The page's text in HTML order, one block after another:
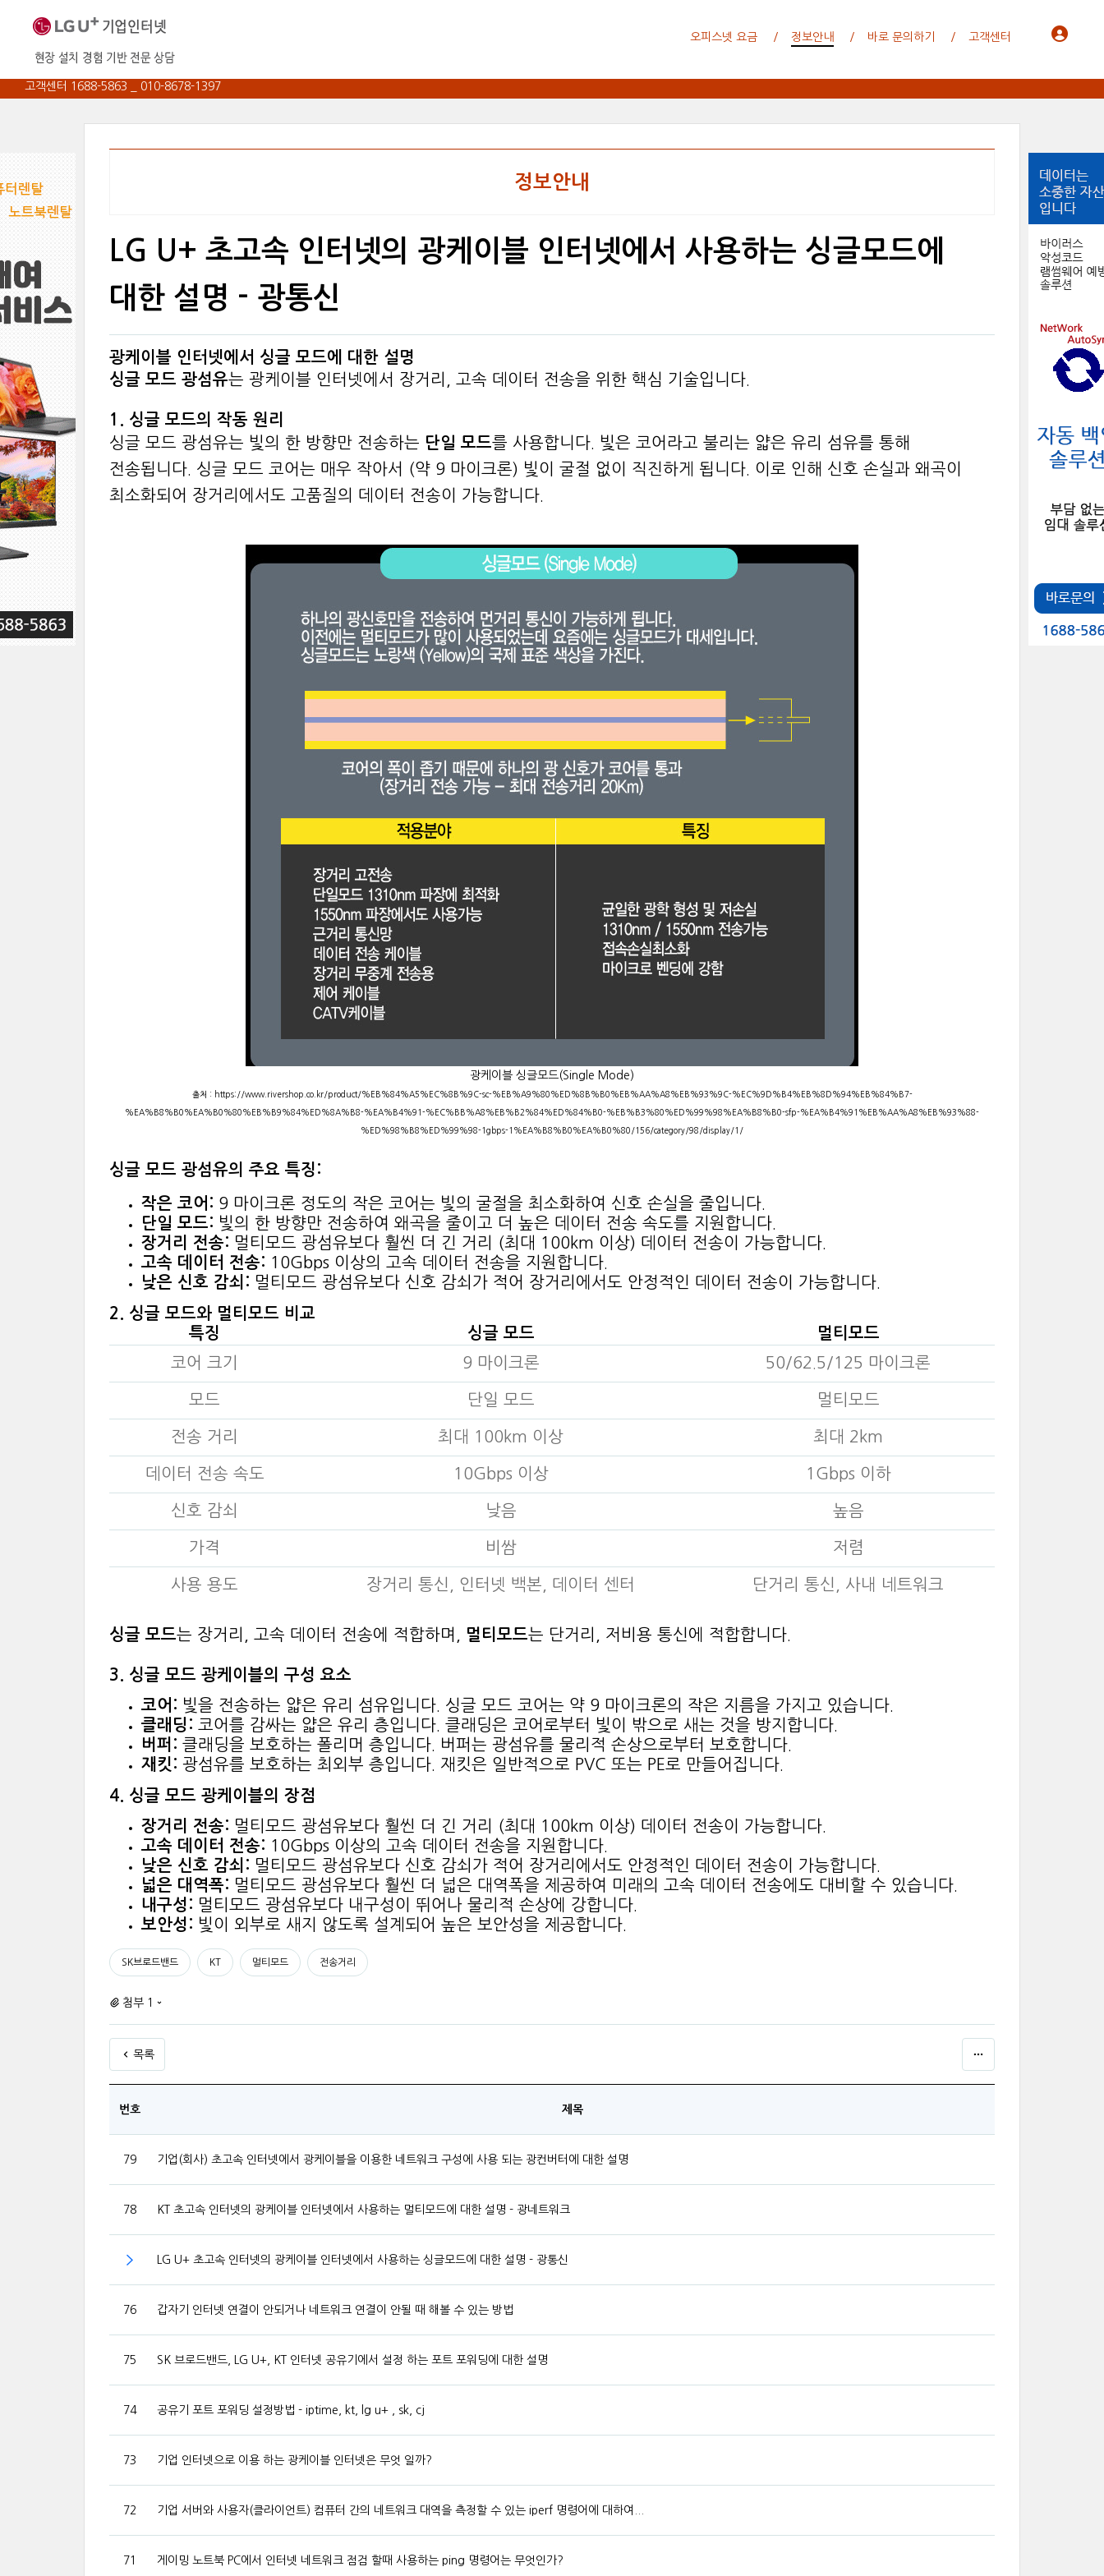
오피스넷 요금 정보안내 바로 문의하기 고객센터
고객센터 1688-5863 _ 010-8678-1397
정보안내
LG U+ 초고속 인터넷의 광케이블 인터넷에서 사용하는 싱글모드에
대한 설명 - 광통신
광케이블 인터넷에서 싱글 모드에 대한 설명
싱글 모드 광섬유는 광케이블 인터넷에서 장거리, 고속 데이터 전송을 위한 핵심 기술입니다.
1. 싱글 모드의 작동 원리
싱글 모드 광섬유는 빛의 한 방향만 전송하는 단일 모드를 사용합니다. 빛은 코어라고 불리는 얇은 유리 섬유를 통해
전송됩니다. 싱글 모드 코어는 매우 작아서 (약 9 마이크론) 빛이 굴절 없이 직진하게 됩니다. 이로 인해 신호 손실과 왜곡이
최소화되어 장거리에서도 고품질의 데이터 전송이 가능합니다.
광케이블 싱글모드(Single Mode)
출처 : https://www.rivershop.co.kr/product/%EB%84%A5%EC%8B%9C-sc-%EB%A9%80%ED%8B%B0%EB%AA%A8%EB%93%9C-%EC%9D%B4%EB%8D%94%EB%84%B7-
%EA%B8%B0%EA%B0%80%EB%B9%84%ED%8A%B8-%EA%B4%91-%EC%BB%A8%EB%B2%84%ED%84%B0-%EB%B3%80%ED%99%98%EA%B8%B0-sfp-%EA%B4%91%EB%AA%A8%EB%93%88-
%ED%98%B8%ED%99%98-1gbps-1%EA%B8%B0%EA%B0%80/156/category/98/display/1/
싱글 모드 광섬유의 주요 특징:
작은 코어: 9 마이크론 정도의 작은 코어는 빛의 굴절을 최소화하여 신호 손실을 줄입니다.
단일 모드: 빛의 한 방향만 전송하여 왜곡을 줄이고 더 높은 데이터 전송 속도를 지원합니다.
장거리 전송: 멀티모드 광섬유보다 훨씬 더 긴 거리 (최대 100km 이상) 데이터 전송이 가능합니다.
고속 데이터 전송: 10Gbps 이상의 고속 데이터 전송을 지원합니다.
낮은 신호 감쇠: 멀티모드 광섬유보다 신호 감쇠가 적어 장거리에서도 안정적인 데이터 전송이 가능합니다.
2. 싱글 모드와 멀티모드 비교
특징
싱글 모드
멀티모드
코어 크기
9 마이크론 50/62.5/125 마이크론
모드 단일 모드 멀티모드
전송 거리 최대 100km 이상 최대 2km
데이터 전송 속도 10Gbps 이상 1Gbps 이하
신호 감쇠 낮음 높음
가격 비쌈 저렴
사용 용도 장거리 통신, 인터넷 백본, 데이터 센터 단거리 통신, 사내 네트워크
싱글 모드는 장거리, 고속 데이터 전송에 적합하며, 멀티모드는 단거리, 저비용 통신에 적합합니다.
3. 싱글 모드 광케이블의 구성 요소
코어: 빛을 전송하는 얇은 유리 섬유입니다. 싱글 모드 코어는 약 9 마이크론의 작은 지름을 가지고 있습니다.
클래딩: 코어를 감싸는 얇은 유리 층입니다. 클래딩은 코어로부터 빛이 밖으로 새는 것을 방지합니다.
버퍼: 클래딩을 보호하는 폴리머 층입니다. 버퍼는 광섬유를 물리적 손상으로부터 보호합니다.
재킷: 광섬유를 보호하는 최외부 층입니다. 재킷은 일반적으로 PVC 또는 PE로 만들어집니다.
4. 싱글 모드 광케이블의 장점
장거리 전송: 멀티모드 광섬유보다 훨씬 더 긴 거리 (최대 100km 이상) 데이터 전송이 가능합니다.
고속 데이터 전송: 10Gbps 이상의 고속 데이터 전송을 지원합니다.
낮은 신호 감쇠: 멀티모드 광섬유보다 신호 감쇠가 적어 장거리에서도 안정적인 데이터 전송이 가능합니다.
넓은 대역폭: 멀티모드 광섬유보다 훨씬 더 넓은 대역폭을 제공하여 미래의 고속 데이터 전송에도 대비할 수 있습니다.
내구성: 멀티모드 광섬유보다 내구성이 뛰어나 물리적 손상에 강합니다.
보안성: 빛이 외부로 새지 않도록 설계되어 높은 보안성을 제공합니다.
SK브로드밴드 KT 멀티모드 전송거리
첨부 1
목록
번호 제목
79 기업(회사) 초고속 인터넷에서 광케이블을 이용한 네트워크 구성에 사용 되는 광컨버터에 대한 설명
78 KT 초고속 인터넷의 광케이블 인터넷에서 사용하는 멀티모드에 대한 설명 - 광네트워크
LG U+ 초고속 인터넷의 광케이블 인터넷에서 사용하는 싱글모드에 대한 설명 - 광통신
76 갑자기 인터넷 연결이 안되거나 네트워크 연결이 안될 때 해볼 수 있는 방법
75 SK 브로드밴드, LG U+, KT 인터넷 공유기에서 설정 하는 포트 포워딩에 대한 설명
74 공유기 포트 포워딩 설정방법 - iptime, kt, lg u+ , sk, cj
73 기업 인터넷으로 이용 하는 광케이블 인터넷은 무엇 일까?
72 기업 서버와 사용자(클라이언트) 컴퓨터 간의 네트워크 대역을 측정할 수 있는 iperf 명령어에 대하여...
71 게이밍 노트북 PC에서 인터넷 네트워크 점검 할때 사용하는 ping 명령어는 무엇인가?